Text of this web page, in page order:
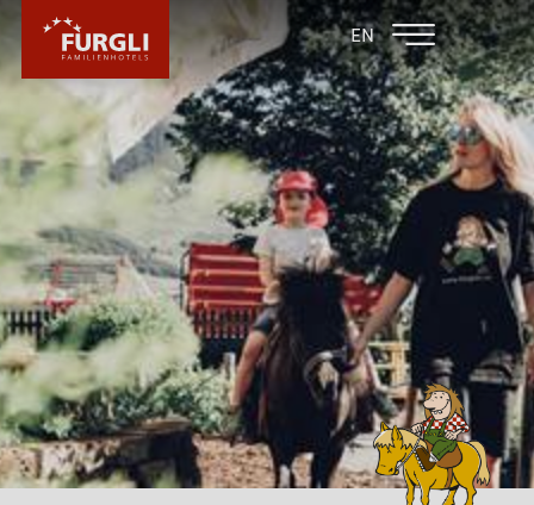
EN
FAMILIENHOTEL
FURGLER
FAMILIENHOTEL
POST
FURGLI HOTELS
KINDER
FURGLI & FREUNDE
INKLUSIVLEISTUNGEN FÜR KINDER
FURGLIS BABYPAKET
BABYURLAUB
KINDER SOMMERPROGRAMM
KINDER WINTERPROGRAMM